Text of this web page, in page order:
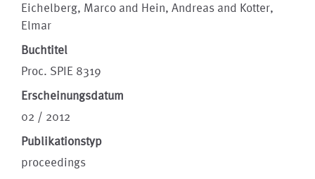
Eichelberg, Marco and Hein, Andreas and Kotter,
Elmar
Buchtitel
Proc. SPIE 8319
Erscheinungsdatum
02 / 2012
Publikationstyp
proceedings